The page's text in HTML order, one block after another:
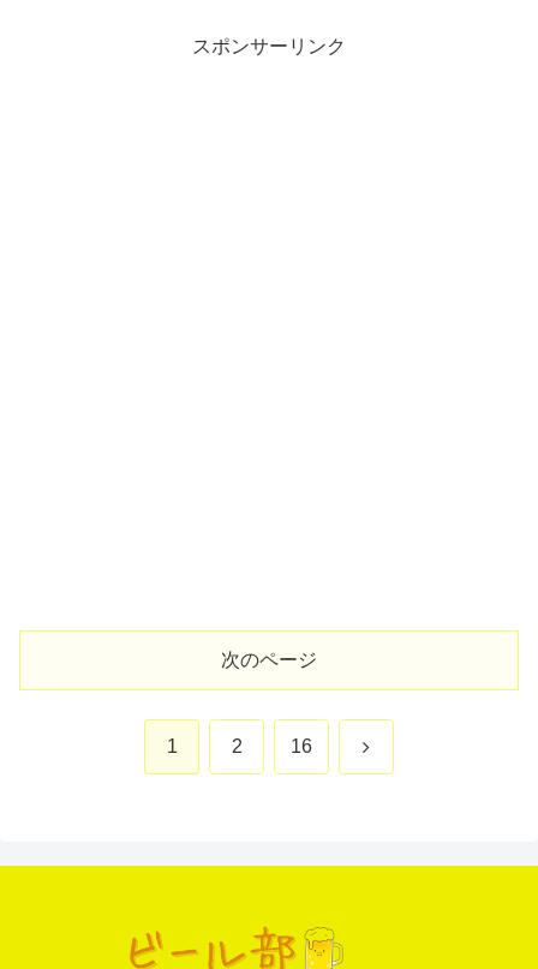
スポンサーリンク
次のページ
1 2 16 次